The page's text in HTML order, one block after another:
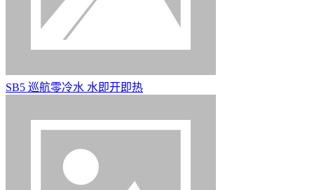
SB5 巡航零冷水 水即开即热